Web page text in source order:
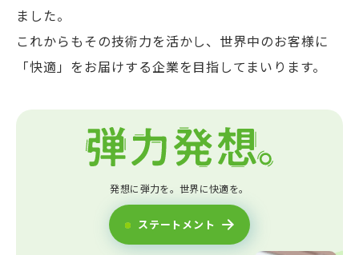
ました。
これからもその技術力を活かし、世界中のお客様に
「快適」をお届けする企業を目指してまいります。
発想に弾力を。世界に快適を。
ステートメント